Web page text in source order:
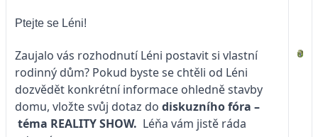
Ptejte se Léni!
Zaujalo vás rozhodnutí Léni postavit si vlastní
rodinný dům? Pokud byste se chtěli od Léni
dozvědět konkrétní informace ohledně stavby
domu, vložte svůj dotaz do diskuzního fóra –
téma REALITY SHOW. Léňa vám jistě ráda